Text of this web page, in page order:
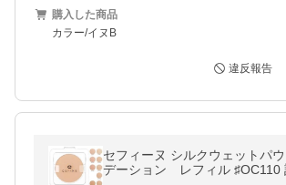
購入した商品
カラー/イヌB
違反報告
セフィーヌ シルクウェットパ
デーション レフィル ♯OC110